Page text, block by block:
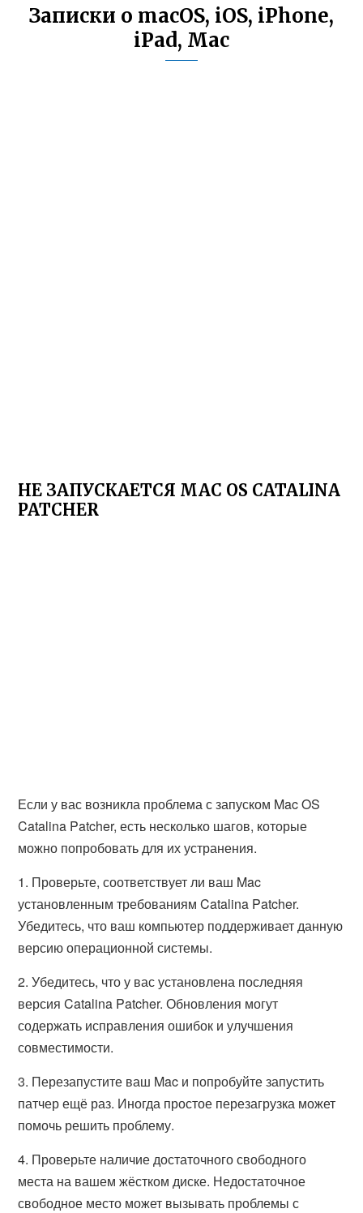
Записки о macOS, iOS, iPhone,
iPad, Mac
НЕ ЗАПУСКАЕТСЯ MAC OS CATALINA
PATCHER
Если у вас возникла проблема с запуском Mac OS
Catalina Patcher, есть несколько шагов, которые
можно попробовать для их устранения.
1. Проверьте, соответствует ли ваш Mac
установленным требованиям Catalina Patcher.
Убедитесь, что ваш компьютер поддерживает данную
версию операционной системы.
2. Убедитесь, что у вас установлена последняя
версия Catalina Patcher. Обновления могут
содержать исправления ошибок и улучшения
совместимости.
3. Перезапустите ваш Mac и попробуйте запустить
патчер ещё раз. Иногда простое перезагрузка может
помочь решить проблему.
4. Проверьте наличие достаточного свободного
места на вашем жёстком диске. Недостаточное
свободное место может вызывать проблемы с